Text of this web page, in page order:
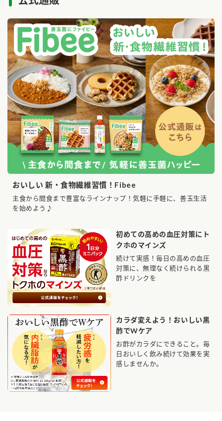
おいしい 新・食物繊維習慣！Fibee
主食から間食まで豊富なラインナップ！気軽に手軽に、善玉生活
を始めよう♪
初めての高めの血圧対策にト
クホのマインズ
続けて実感！毎日の高めの血圧
対策に、無理なく続けられる黒
酢ドリンクを
カラダ変えよう！おいしい黒
酢でWケア
お酢がカラダにできること。毎
日おいしく飲み続けて効果を実
感しませんか。